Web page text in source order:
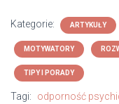
Kategorie: ARTYKUŁY
MOTYWATORY
TIPY I PORADY
Tagi: odporność